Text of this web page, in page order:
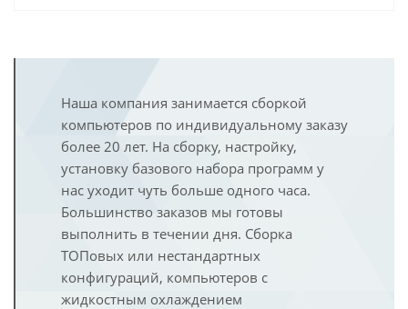
Наша компания занимается сборкой
компьютеров по индивидуальному заказу
более 20 лет. На сборку, настройку,
установку базового набора программ у
нас уходит чуть больше одного часа.
Большинство заказов мы готовы
выполнить в течении дня. Сборка
ТОПовых или нестандартных
конфигураций, компьютеров с
жидкостным охлаждением